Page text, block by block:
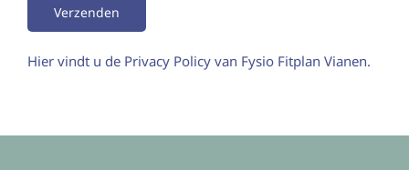
Hier vindt u de Privacy Policy van Fysio Fitplan Vianen.